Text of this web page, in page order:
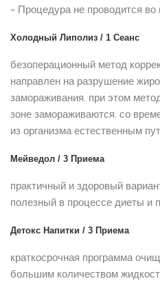
- Процедура не проводится во
Холодный Липолиз / 1 Сеанс
безоперационный метод
направлен на разрушение
замораживания. при этом
зоне замораживаются. со
из организма естественным
Мейведол / 3 Приема
практичный и здоровый
полезный в процессе диеты и
Детокс Напитки / 3 Приема
краткосрочная программа
большим количеством